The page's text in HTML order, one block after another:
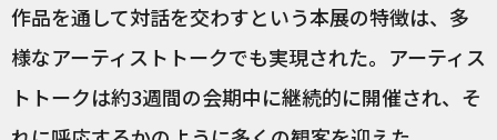
作品を通して対話を交わすという本展の特徴は、多
様なアーティストトークでも実現された。アーティス
トトークは約3週間の会期中に継続的に開催され、そ